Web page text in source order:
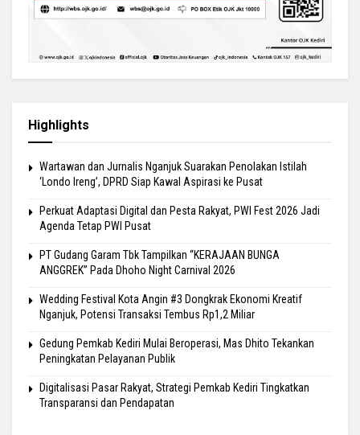
Highlights
Wartawan dan Jurnalis Nganjuk Suarakan Penolakan Istilah
‘Londo Ireng’, DPRD Siap Kawal Aspirasi ke Pusat
Perkuat Adaptasi Digital dan Pesta Rakyat, PWI Fest 2026 Jadi
Agenda Tetap PWI Pusat
PT Gudang Garam Tbk Tampilkan “KERAJAAN BUNGA
ANGGREK” Pada Dhoho Night Carnival 2026
Wedding Festival Kota Angin #3 Dongkrak Ekonomi Kreatif
Nganjuk, Potensi Transaksi Tembus Rp1,2 Miliar
Gedung Pemkab Kediri Mulai Beroperasi, Mas Dhito Tekankan
Peningkatan Pelayanan Publik
Digitalisasi Pasar Rakyat, Strategi Pemkab Kediri Tingkatkan
Transparansi dan Pendapatan